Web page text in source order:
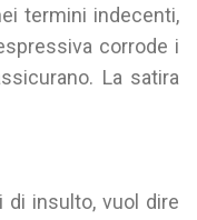
termini indecenti,
corrode i
La satira
di insulto, vuol dire